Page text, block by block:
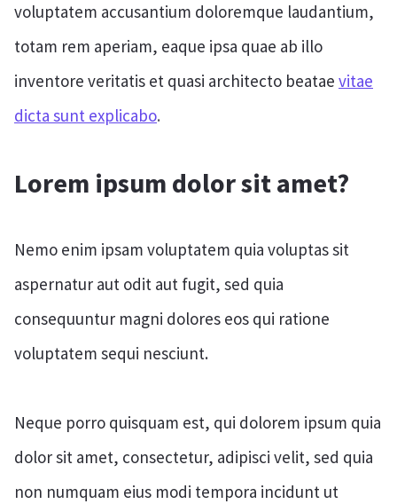
voluptatem accusantium doloremque laudantium,
totam rem aperiam, eaque ipsa quae ab illo
inventore veritatis et quasi architecto beatae vitae
dicta sunt explicabo.
Lorem ipsum dolor sit amet?
Nemo enim ipsam voluptatem quia voluptas sit
aspernatur aut odit aut fugit, sed quia
consequuntur magni dolores eos qui ratione
voluptatem sequi nesciunt.
Neque porro quisquam est, qui dolorem ipsum quia
dolor sit amet, consectetur, adipisci velit, sed quia
non numquam eius modi tempora incidunt ut